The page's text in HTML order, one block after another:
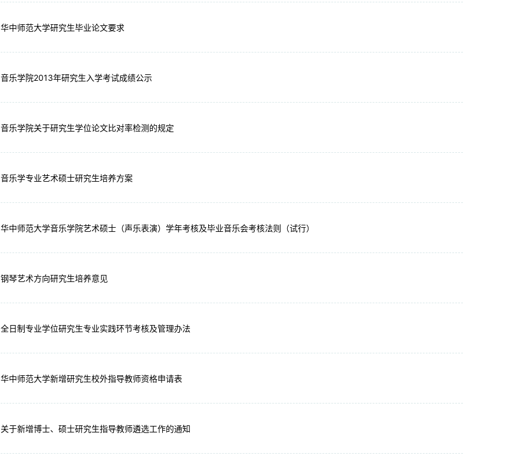
华中师范大学研究生毕业论文要求
音乐学院2013年研究生入学考试成绩公示
音乐学院关于研究生学位论文比对率检测的规定
音乐学专业艺术硕士研究生培养方案
华中师范大学音乐学院艺术硕士（声乐表演）学年考核及毕业音乐会考核法则（试行）
钢琴艺术方向研究生培养意见
全日制专业学位研究生专业实践环节考核及管理办法
华中师范大学新增研究生校外指导教师资格申请表
关于新增博士、硕士研究生指导教师遴选工作的通知